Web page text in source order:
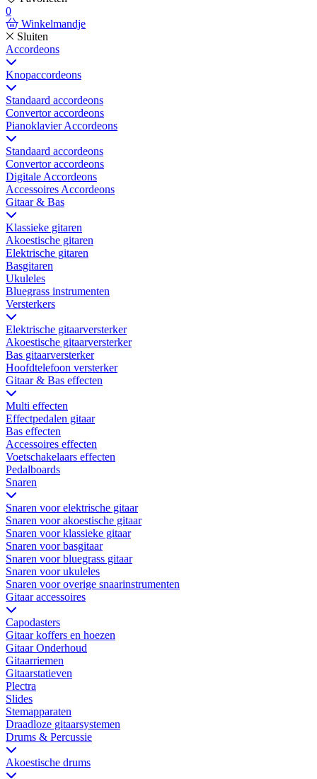
0
Winkelmandje
Sluiten
Accordeons
Knopaccordeons
Standaard accordeons
Convertor accordeons
Pianoklavier Accordeons
Standaard accordeons
Convertor accordeons
Digitale Accordeons
Accessoires Accordeons
Gitaar & Bas
Klassieke gitaren
Akoestische gitaren
Elektrische gitaren
Basgitaren
Ukuleles
Bluegrass instrumenten
Versterkers
Elektrische gitaarversterker
Akoestische gitaarversterker
Bas gitaarversterker
Hoofdtelefoon versterker
Gitaar & Bas effecten
Multi effecten
Effectpedalen gitaar
Bas effecten
Accessoires effecten
Voetschakelaars effecten
Pedalboards
Snaren
Snaren voor elektrische gitaar
Snaren voor akoestische gitaar
Snaren voor klassieke gitaar
Snaren voor basgitaar
Snaren voor bluegrass gitaar
Snaren voor ukuleles
Snaren voor overige snaarinstrumenten
Gitaar accessoires
Capodasters
Gitaar koffers en hoezen
Gitaar Onderhoud
Gitaarriemen
Gitaarstatieven
Plectra
Slides
Stemapparaten
Draadloze gitaarsystemen
Drums & Percussie
Akoestische drums